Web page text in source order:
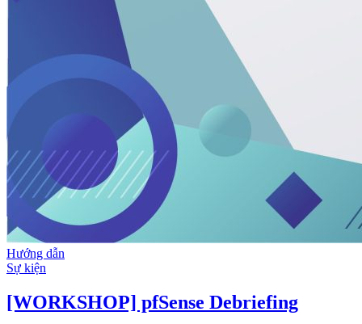
Hướng dẫn
Sự kiện
[WORKSHOP] pfSense Debriefing